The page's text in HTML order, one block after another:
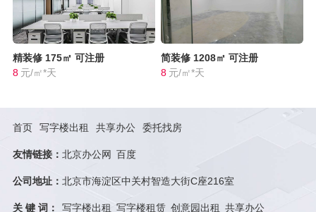
精装修 175㎡ 可注册
8 元/㎡*天
简装修 1208㎡ 可注册
8 元/㎡*天
首页 写字楼出租 共享办公 委托找房
友情链接： 北京办公网 百度
公司地址： 北京市海淀区中关村智造大街C座216室
关 键 词： 写字楼出租 写字楼租赁 创意园出租 共享办公